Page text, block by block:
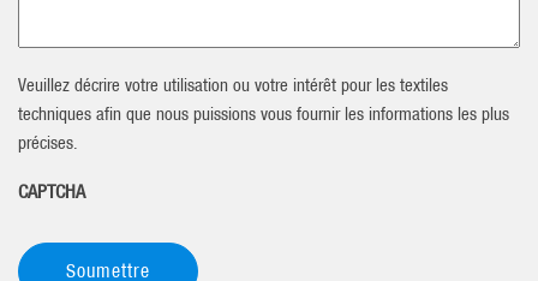
Veuillez décrire votre utilisation ou votre intérêt pour les textiles
techniques afin que nous puissions vous fournir les informations les plus
précises.
CAPTCHA